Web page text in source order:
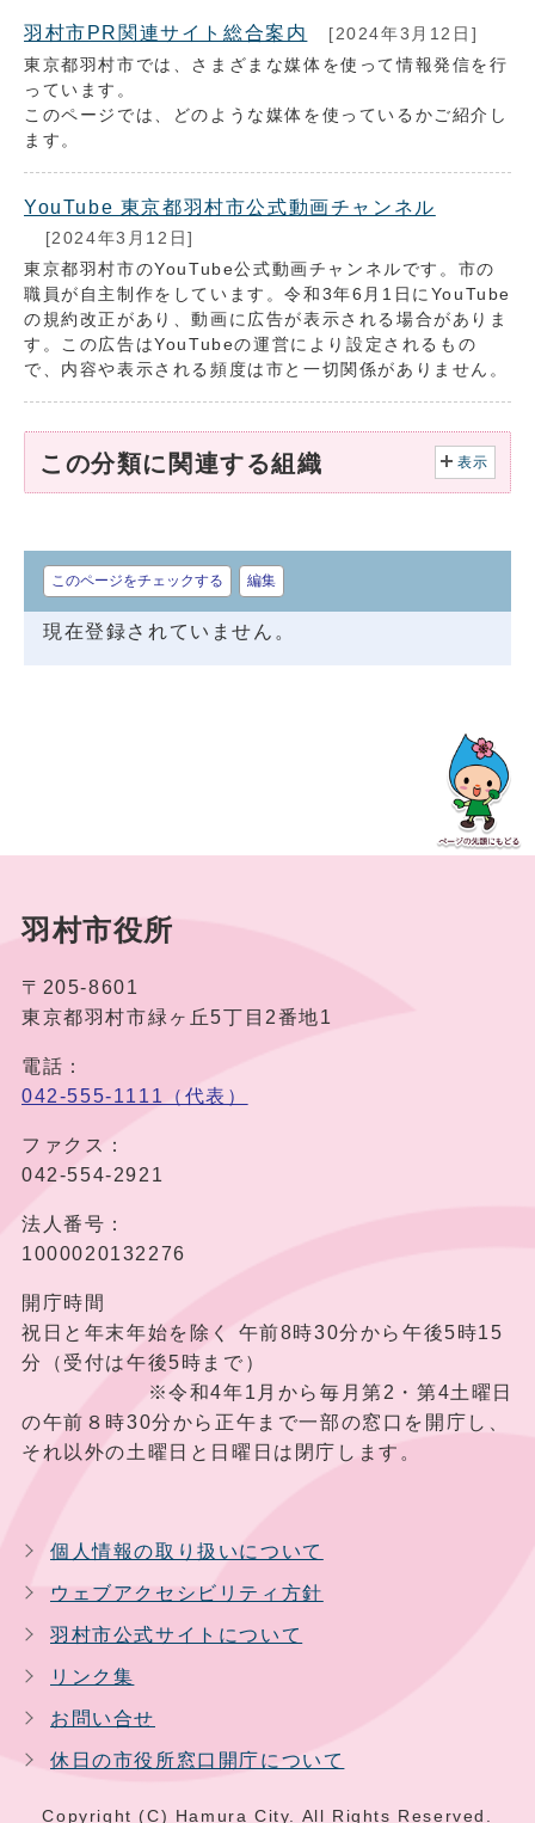
羽村市PR関連サイト総合案内
[2024年3月12日]
東京都羽村市では、さまざまな媒体を使って情報発信を行
っています。
このページでは、どのような媒体を使っているかご紹介し
ます。
YouTube 東京都羽村市公式動画チャンネル
[2024年3月12日]
東京都羽村市のYouTube公式動画チャンネルです。市の
職員が自主制作をしています。令和3年6月1日にYouTube
の規約改正があり、動画に広告が表示される場合がありま
す。この広告はYouTubeの運営により設定されるもの
で、内容や表示される頻度は市と一切関係がありません。
この分類に関連する組織 表示
このページをチェックする 編集
現在登録されていません。
羽村市役所
〒205-8601
東京都羽村市緑ヶ丘5丁目2番地1
電話：
042-555-1111（代表）
ファクス：
042-554-2921
法人番号：
1000020132276
開庁時間
祝日と年末年始を除く 午前8時30分から午後5時15
分（受付は午後5時まで）
※令和4年1月から毎月第2・第4土曜日
の午前８時30分から正午まで一部の窓口を開庁し、
それ以外の土曜日と日曜日は閉庁します。
個人情報の取り扱いについて
ウェブアクセシビリティ方針
羽村市公式サイトについて
リンク集
お問い合せ
休日の市役所窓口開庁について
Copyright (C) Hamura City. All Rights Reserved.